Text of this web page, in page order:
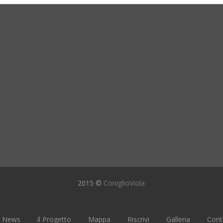
2015 © ConiglioViola
News il Progetto Mappa Riscrivi Galleria